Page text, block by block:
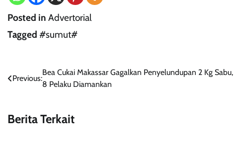
Posted in Advertorial
Tagged #sumut#
Navigasi
Previous:
Bea Cukai Makassar Gagalkan Penyelundupan 2 Kg Sabu,
8 Pelaku Diamankan
Berita Terkait